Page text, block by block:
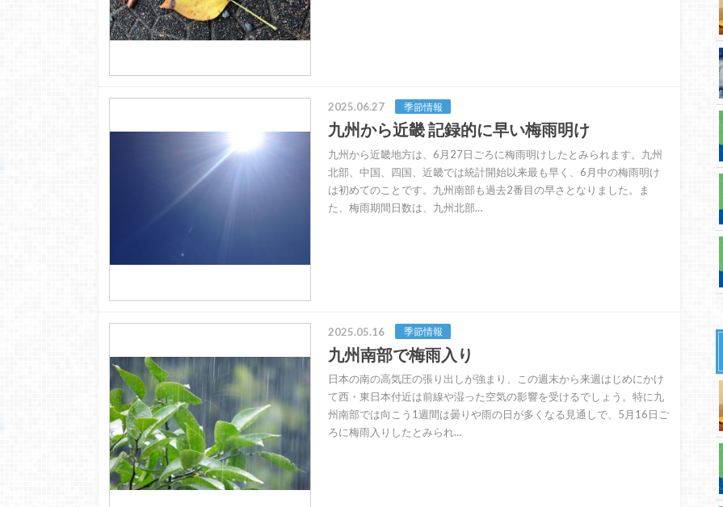
2025.06.27 季節情報
九州から近畿 記録的に早い梅雨明け
九州から近畿地方は、6月27日ごろに梅雨明けしたとみられます。九州
北部、中国、四国、近畿では統計開始以来最も早く、6月中の梅雨明け
は初めてのことです。九州南部も過去2番目の早さとなりました。ま
た、梅雨期間日数は、九州北部…
2025.05.16 季節情報
九州南部で梅雨入り
日本の南の高気圧の張り出しが強まり、この週末から来週はじめにかけ
て西・東日本付近は前線や湿った空気の影響を受けるでしょう。特に九
州南部では向こう1週間は曇りや雨の日が多くなる見通しで、5月16日ご
ろに梅雨入りしたとみられ…